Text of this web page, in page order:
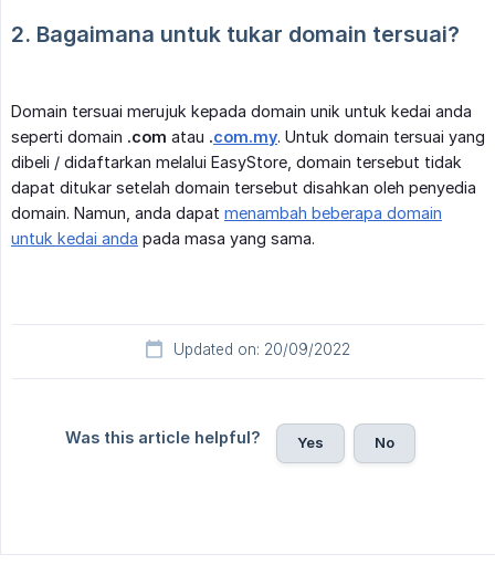
2. Bagaimana untuk tukar domain tersuai?
Domain tersuai merujuk kepada domain unik untuk kedai anda
seperti domain .com atau .com.my. Untuk domain tersuai yang
dibeli / didaftarkan melalui EasyStore, domain tersebut tidak
dapat ditukar setelah domain tersebut disahkan oleh penyedia
domain. Namun, anda dapat menambah beberapa domain
untuk kedai anda pada masa yang sama.
Updated on: 20/09/2022
Was this article helpful? Yes No